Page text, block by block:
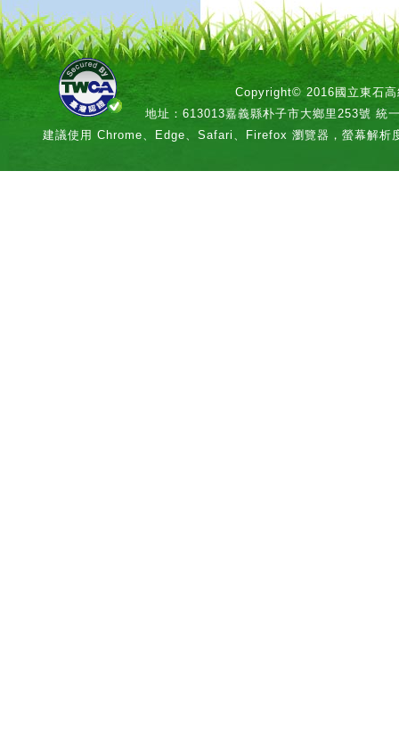
Copyright© 2016國立東石高
地址：613013嘉義縣朴子市大鄉里253號 統
建議使用 Chrome、Edge、Safari、Firefox 瀏覽器，螢幕解